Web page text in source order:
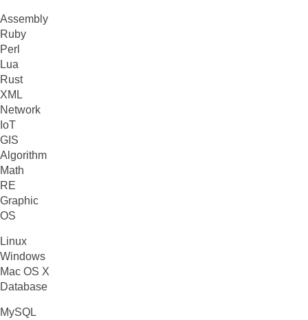
Assembly
Ruby
Perl
Lua
Rust
XML
Network
IoT
GIS
Algorithm
Math
RE
Graphic
OS
Linux
Windows
Mac OS X
Database
MySQL